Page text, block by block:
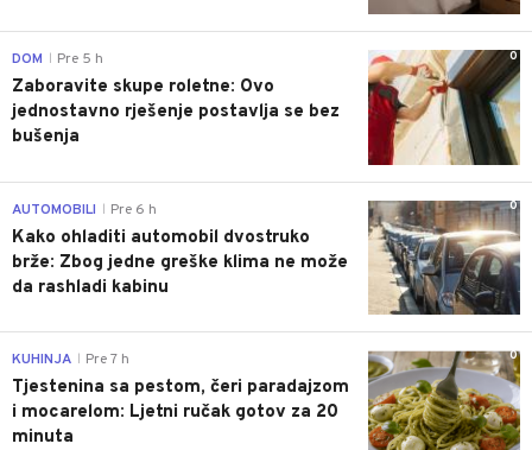
0
DOM Pre 5 h
Zaboravite skupe roletne: Ovo
jednostavno rješenje postavlja se bez
bušenja
0
AUTOMOBILI Pre 6 h
Kako ohladiti automobil dvostruko
brže: Zbog jedne greške klima ne može
da rashladi kabinu
0
KUHINJA Pre 7 h
Tjestenina sa pestom, čeri paradajzom
i mocarelom: Ljetni ručak gotov za 20
minuta